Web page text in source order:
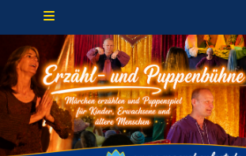
Zum
springen
Primäres Menü